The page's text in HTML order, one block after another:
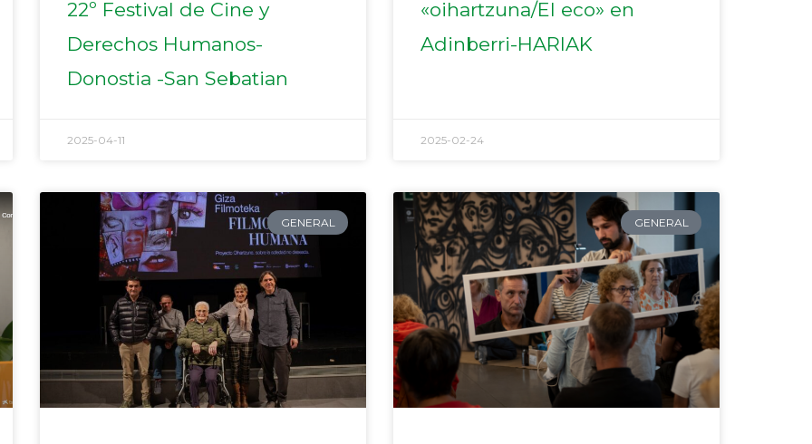
22º Festival de Cine y
Derechos Humanos-
Donostia -San Sebatian
2025-04-11
«oihartzuna/El eco» en
Adinberri-HARIAK
2025-02-24
GENERAL GENERAL